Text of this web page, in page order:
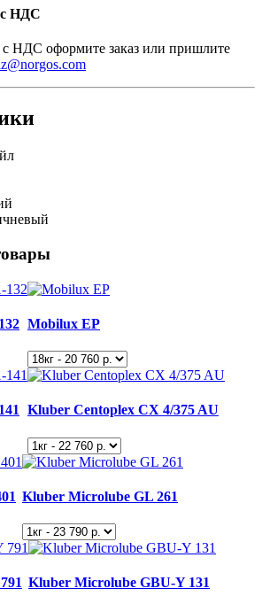
с НДС
с НДС оформите заказ или пришлите
Mobilux EP
Kluber Centoplex CX 4/375 AU
Kluber Microlube GL 261
Kluber Microlube GBU-Y 131